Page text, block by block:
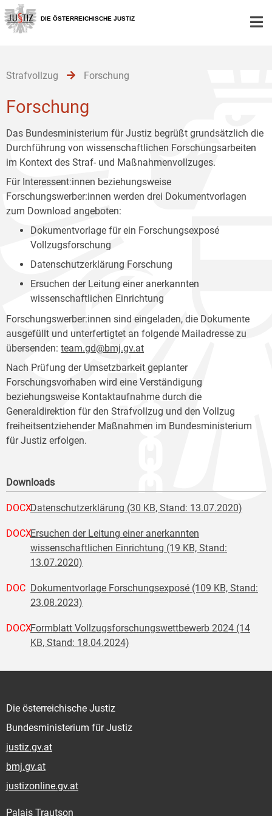
Zur
Hauptnavigation
[1]
Zum
Inhalt
[2]
Zum
Untermenü
[3]
DIE ÖSTERREICHISCHE JUSTIZ
Strafvollzug Forschung
Forschung
Das Bundesministerium für Justiz begrüßt grundsätzlich die
Durchführung von wissenschaftlichen Forschungsarbeiten
im Kontext des Straf- und Maßnahmenvollzuges.
Für Interessent:innen beziehungsweise
Forschungswerber:innen werden drei Dokumentvorlagen
zum Download angeboten:
Dokumentvorlage für ein Forschungsexposé
Vollzugsforschung
Datenschutzerklärung Forschung
Ersuchen der Leitung einer anerkannten
wissenschaftlichen Einrichtung
Forschungswerber:innen sind eingeladen, die Dokumente
ausgefüllt und unterfertigtet an folgende Mailadresse zu
übersenden: team.gd@bmj.gv.at
Nach Prüfung der Umsetzbarkeit geplanter
Forschungsvorhaben wird eine Verständigung
beziehungsweise Kontaktaufnahme durch die
Generaldirektion für den Strafvollzug und den Vollzug
freiheitsentziehender Maßnahmen im Bundesministerium
für Justiz erfolgen.
Downloads
DOCXDatenschutzerklärung (30 KB, Stand: 13.07.2020)
DOCXErsuchen der Leitung einer anerkannten
wissenschaftlichen Einrichtung (19 KB, Stand:
13.07.2020)
DOC Dokumentvorlage Forschungsexposé (109 KB, Stand:
23.08.2023)
DOCXFormblatt Vollzugsforschungswettbewerb 2024 (14
KB, Stand: 18.04.2024)
Die österreichische Justiz
Bundesministerium für Justiz
justiz.gv.at
bmj.gv.at
justizonline.gv.at
Palais Trautson